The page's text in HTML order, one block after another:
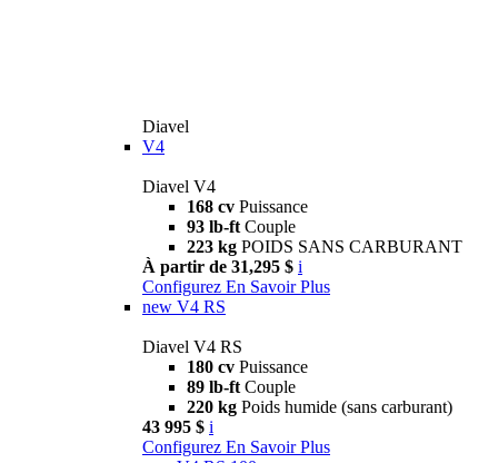
Diavel
V4
Diavel V4
168 cv Puissance
93 lb-ft Couple
223 kg POIDS SANS CARBURANT
À partir de 31,295 $ i
Configurez En Savoir Plus
new V4 RS
Diavel V4 RS
180 cv Puissance
89 lb-ft Couple
220 kg Poids humide (sans carburant)
43 995 $ i
Configurez En Savoir Plus